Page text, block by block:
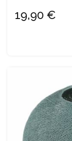
19,90 €